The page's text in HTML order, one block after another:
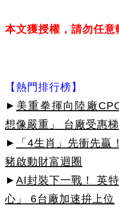
本文獲授權，請勿任意
【熱門排行榜】
► 美重拳揮向陸廠
想像嚴重」 台廠受惠
►
「4生肖」先衝先
豬啟動財富迴圈
► AI封裝下一戰！ 英
心」 6台廠加速拚上位